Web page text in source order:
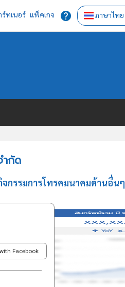
ทเนอร์ แพ็คเกจ ภาษาไทย
ำกัด
กรรมการโทรคมนาคมด้านอื่นๆ
Facebook